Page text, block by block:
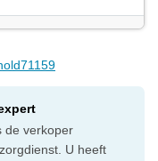
de verkoper
U heeft